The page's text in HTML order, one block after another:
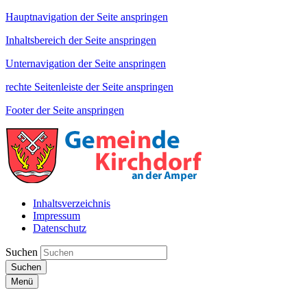
Hauptnavigation der Seite anspringen
Inhaltsbereich der Seite anspringen
Unternavigation der Seite anspringen
rechte Seitenleiste der Seite anspringen
Footer der Seite anspringen
Inhaltsverzeichnis
Impressum
Datenschutz
Suchen
Suchen
Menü